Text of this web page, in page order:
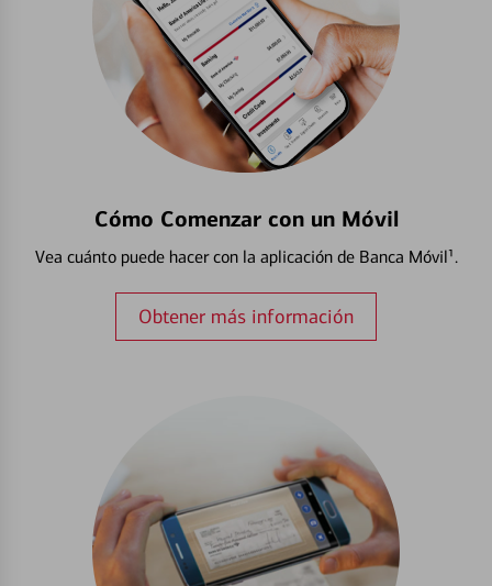
Cómo Comenzar con un Móvil
Vea cuánto puede hacer con la aplicación de Banca Móvil¹.
Obtener más información